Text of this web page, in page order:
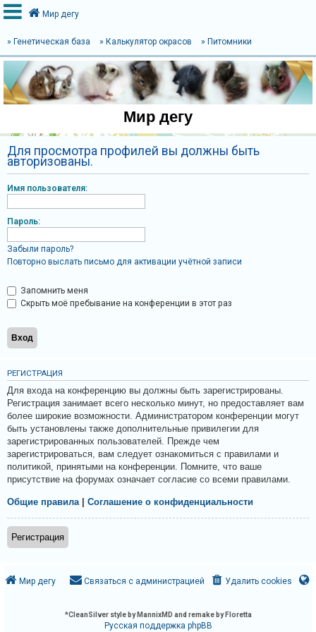
В
х
о
Р
е
г
и
с
т
а
ц
и
я
Т
е
м
ы
б
е
з
о
т
в
т
Мир дегу
» Генетическая база » Калькулятор окрасов » Питомники
Мир дегу
Для просмотра профилей вы должны быть
авторизованы.
Имя пользователя:
Пароль:
Забыли пароль?
Повторно выслать письмо для активации учётной записи
Запомнить меня
Скрыть моё пребывание на конференции в этот раз
РЕГИСТРАЦИЯ
Для входа на конференцию вы должны быть зарегистрированы.
Регистрация занимает всего несколько минут, но предоставляет вам
более широкие возможности. Администратором конференции могут
быть установлены также дополнительные привилегии для
зарегистрированных пользователей. Прежде чем
зарегистрироваться, вам следует ознакомиться с правилами и
политикой, принятыми на конференции. Помните, что ваше
присутствие на форумах означает согласие со всеми правилами.
Общие правила | Соглашение о конфиденциальности
Регистрация
Мир дегу Удалить cookies
Связаться с администрацией
*CleanSilver style by MannixMD and remake by Floretta
Русская поддержка phpBB